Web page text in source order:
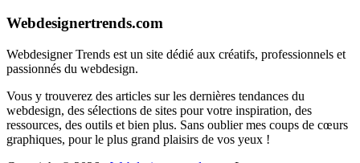
Webdesignertrends.com
Webdesigner Trends est un site dédié aux créatifs, professionnels et
passionnés du webdesign.
Vous y trouverez des articles sur les dernières tendances du
webdesign, des sélections de sites pour votre inspiration, des
ressources, des outils et bien plus. Sans oublier mes coups de cœurs
graphiques, pour le plus grand plaisirs de vos yeux !